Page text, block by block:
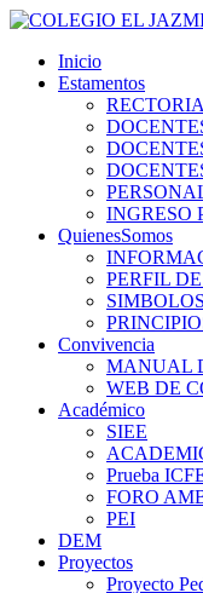
Inicio
Estamentos
RECTORIA
INGRESO
QuienesSomos
PERFIL
SIMBOLOS
Convivencia
MANUAL
WEB DE
Académico
SIEE
Prueba
FORO
PEI
DEM
Proyectos
Proyecto